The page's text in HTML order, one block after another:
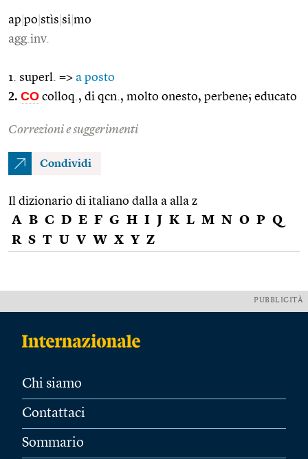
ap po stìs si mo
agg.inv.
1. superl. => a posto
2. CO colloq., di qcn., molto onesto, perbene; educato
Correzioni e suggerimenti
Condividi
Il dizionario di italiano dalla a alla z
A B C D E F G H I J K L M N O P Q
R S T U V W X Y Z
PUBBLICITÀ
Chi siamo
Contattaci
Sommario